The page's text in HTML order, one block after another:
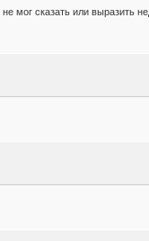
мог сказать или выразить